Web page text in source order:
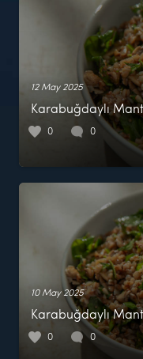
12 May 2025
Karabuğdaylı
0 0
10 May 2025
Karabuğdaylı
0 0